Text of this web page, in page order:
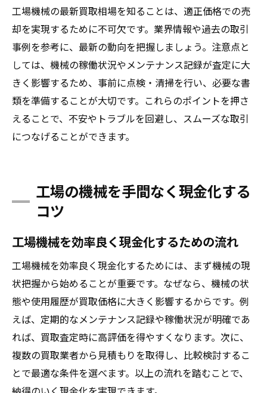
工場機械の最新買取相場を知ることは、適正価格での売
却を実現するために不可欠です。業界情報や過去の取引
事例を参考に、最新の動向を把握しましょう。注意点と
しては、機械の稼働状況やメンテナンス記録が査定に大
きく影響するため、事前に点検・清掃を行い、必要な書
類を準備することが大切です。これらのポイントを押さ
えることで、不安やトラブルを回避し、スムーズな取引
につなげることができます。
工場の機械を手間なく現金化する
コツ
工場機械を効率良く現金化するための流れ
工場機械を効率良く現金化するためには、まず機械の現
状把握から始めることが重要です。なぜなら、機械の状
態や使用履歴が買取価格に大きく影響するからです。例
えば、定期的なメンテナンス記録や稼働状況が明確であ
れば、買取査定時に高評価を得やすくなります。次に、
複数の買取業者から見積もりを取得し、比較検討するこ
とで最適な条件を選べます。以上の流れを踏むことで、